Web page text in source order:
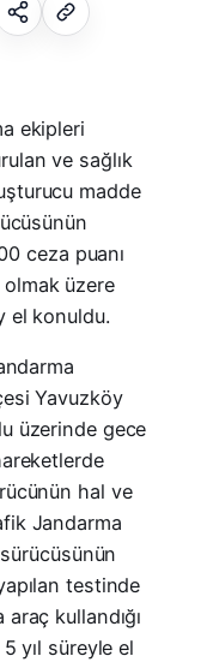
ekipleri
ve sağlık
madde
ceza puanı
üzere
el konuldu.
Yavuzköy
üzerinde gece
hal ve
Jandarma
testinde
kullandığı
yıl süreyle el